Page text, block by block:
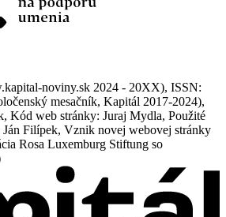
noviny.sk 2024 - 20XX), ISSN:
mesačník, Kapitál 2017-2024),
Kód web stránky: Juraj Mydla, Použité
Filípek, Vznik novej webovej stránky
Rosa Luxemburg Stiftung so